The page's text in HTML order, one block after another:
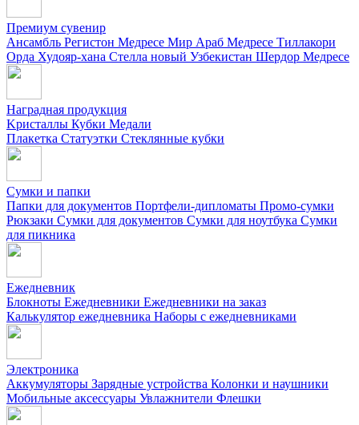
Премиум сувенир
Ансамбль Регистон Медресе Мир Араб Медресе Тиллакори
Орда Худояр-хана Стелла новый Узбекистан Шердор Медресе
Наградная продукция
Kристаллы Кубки Медали
Плакетка Статуэтки Стеклянные кубки
Сумки и папки
Папки для документов Портфели-дипломаты Промо-сумки
Рюкзаки Сумки для документов Сумки для ноутбука Сумки
для пикника
Ежедневник
Блокноты Ежедневники Ежедневники на заказ
Калькулятор ежедневника Наборы с ежедневниками
Электроника
Аккумуляторы Зарядные устройства Колонки и наушники
Мобильные аксессуары Увлажнители Флешки